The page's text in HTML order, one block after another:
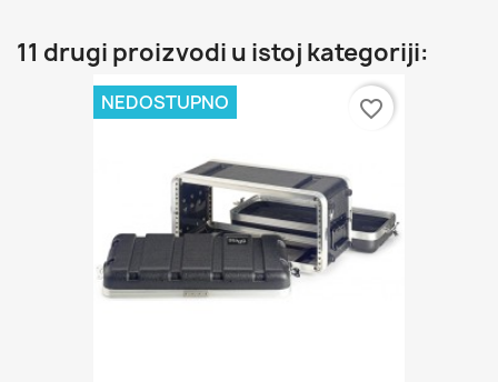
11 drugi proizvodi u istoj kategoriji:
NEDOSTUPNO favorite_border